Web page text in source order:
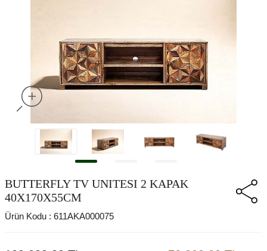
BUTTERFLY TV UNITESI 2 KAPAK
40X170X55CM
Ürün Kodu : 611AKA000075